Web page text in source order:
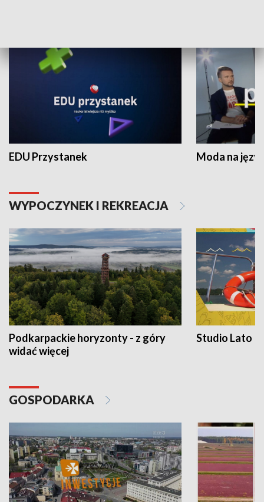
EDU Przystanek Moda na
WYPOCZYNEK I REKREACJA
Podkarpackie horyzonty - z góry
widać więcej
Studio Lato
GOSPODARKA